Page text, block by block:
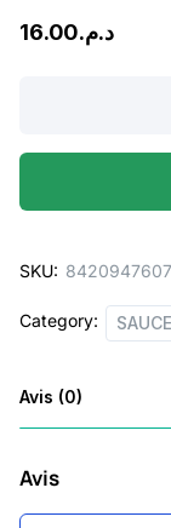
د.م.16.00
quantity
SKU:
Category:
Avis (0)
Avis